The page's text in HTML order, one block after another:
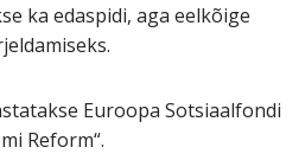
ka edaspidi, aga eelkõige
Euroopa Sotsiaalfondi
Reform“.